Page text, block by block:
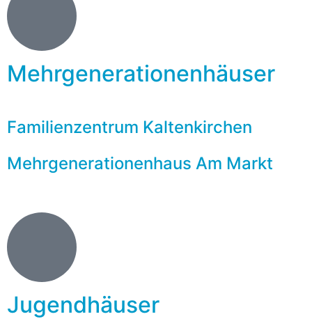
Mehrgenerationenhäuser
Familienzentrum Kaltenkirchen
Mehrgenerationenhaus Am Markt
Jugendhäuser